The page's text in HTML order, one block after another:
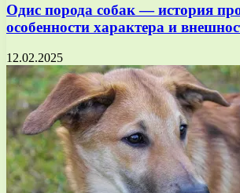
Одис порода собак — история
особенности характера и
12.02.2025